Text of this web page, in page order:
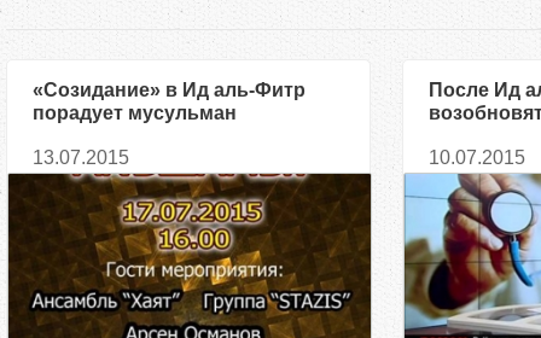
ь
«Созидание» в Ид аль-Фитр
порадует мусульман
13.07.2015
После Ид
10.07.2015